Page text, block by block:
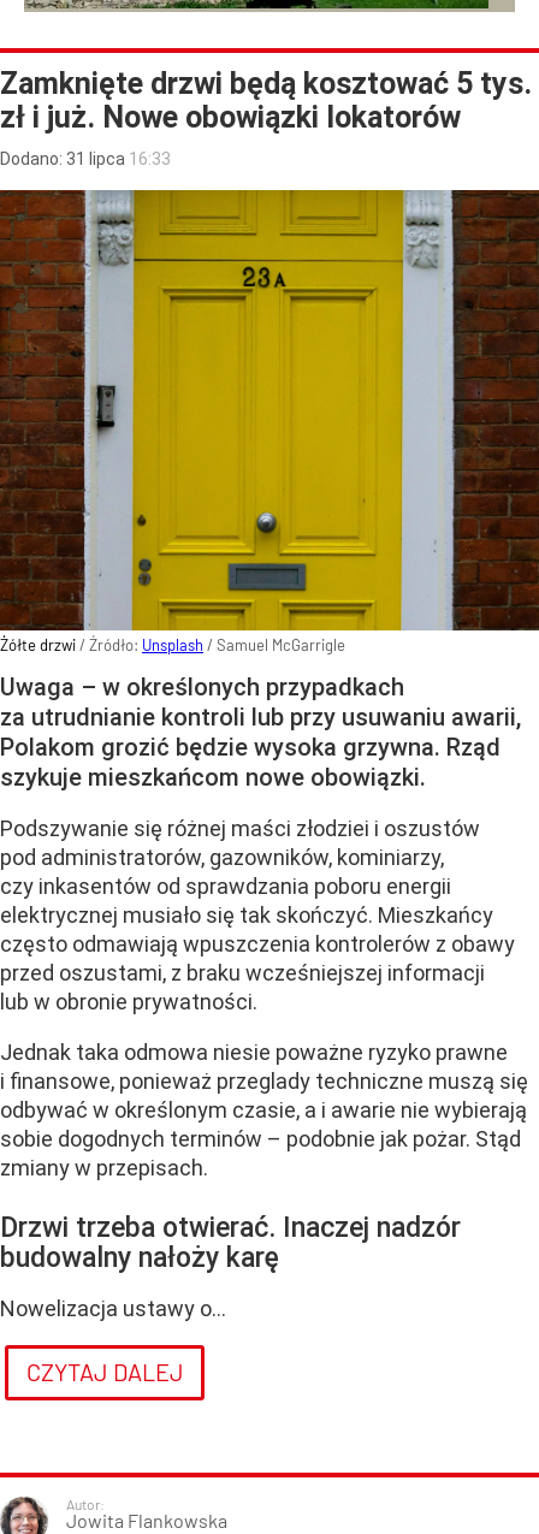
Zamknięte drzwi będą kosztować 5 tys.
zł i już. Nowe obowiązki lokatorów
Dodano: 31 lipca 16:33
Żółte drzwi/ Źródło: Unsplash / Samuel McGarrigle
Uwaga – w określonych przypadkach
za utrudnianie kontroli lub przy usuwaniu awarii,
Polakom grozić będzie wysoka grzywna. Rząd
szykuje mieszkańcom nowe obowiązki.
Podszywanie się różnej maści złodziei i oszustów
pod administratorów, gazowników, kominiarzy,
czy inkasentów od sprawdzania poboru energii
elektrycznej musiało się tak skończyć. Mieszkańcy
często odmawiają wpuszczenia kontrolerów z obawy
przed oszustami, z braku wcześniejszej informacji
lub w obronie prywatności.
Jednak taka odmowa niesie poważne ryzyko prawne
i finansowe, ponieważ przeglady techniczne muszą się
odbywać w określonym czasie, a i awarie nie wybierają
sobie dogodnych terminów – podobnie jak pożar. Stąd
zmiany w przepisach.
Drzwi trzeba otwierać. Inaczej nadzór
budowalny nałoży karę
Nowelizacja ustawy o...
CZYTAJ DALEJ
Autor:
Jowita Flankowska